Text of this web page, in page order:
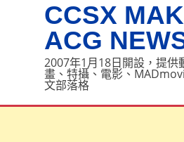
CCSX
ACG
2007年1月18日開設，提供
畫、特攝、電影、
文部落格